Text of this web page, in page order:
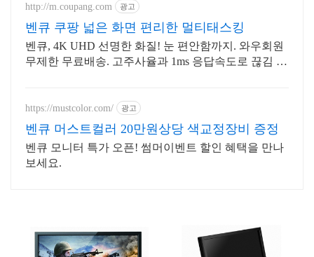
http://m.coupang.com 광고
벤큐 쿠팡 넓은 화면 편리한 멀티태스킹
벤큐, 4K UHD 선명한 화질! 눈 편안함까지. 와우회원
무제한 무료배송. 고주사율과 1ms 응답속도로 끊김 없
https://mustcolor.com/ 광고
벤큐 머스트컬러 20만원상당 색교정장비 증정
벤큐 모니터 특가 오픈! 썸머이벤트 할인 혜택을 만나
보세요.